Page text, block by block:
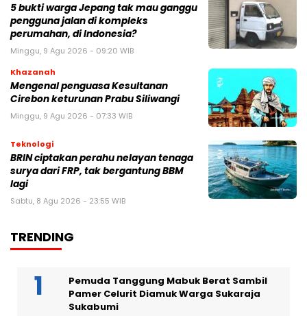
5 bukti warga Jepang tak mau ganggu
pengguna jalan di kompleks
perumahan, di Indonesia?
Minggu, 9 Agu 2026 - 09:20 WIB
Khazanah
Mengenal penguasa Kesultanan
Cirebon keturunan Prabu Siliwangi
Minggu, 9 Agu 2026 - 07:33 WIB
Teknologi
BRIN ciptakan perahu nelayan tenaga
surya dari FRP, tak bergantung BBM
lagi
Sabtu, 8 Agu 2026 - 23:55 WIB
TRENDING
Pemuda Tanggung Mabuk Berat Sambil
Pamer Celurit Diamuk Warga Sukaraja
Sukabumi